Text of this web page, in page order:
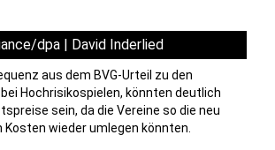
dpa | David Inderlied
aus dem BVG-Urteil zu den
Hochrisikospielen, könnten deutlich
sein, da die Vereine so die neu
wieder umlegen könnten.